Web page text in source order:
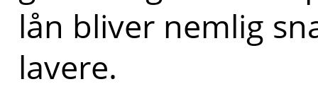
lån bliver nemlig
lavere.